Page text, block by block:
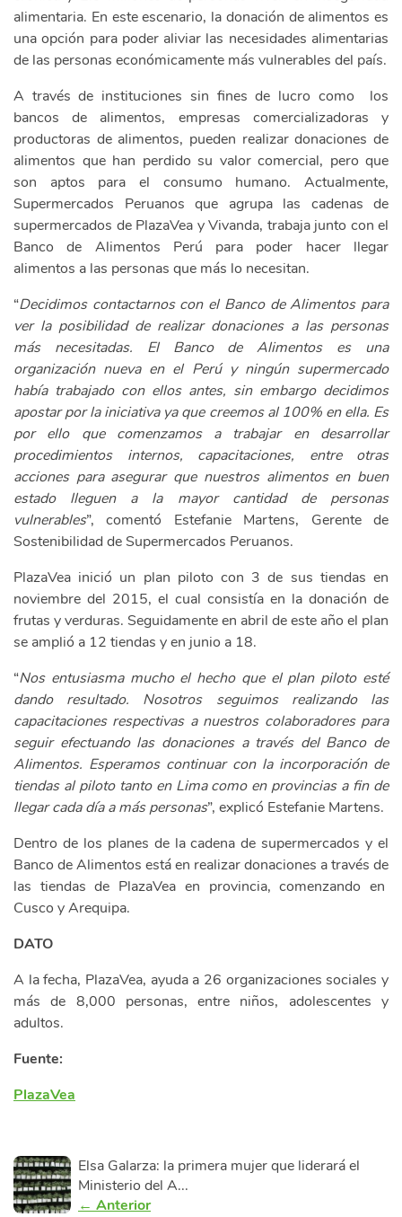
alimentaria. En este escenario, la donación de alimentos es
una opción para poder aliviar las necesidades alimentarias
de las personas económicamente más vulnerables del país.
A través de instituciones sin fines de lucro como los
bancos de alimentos, empresas comercializadoras y
productoras de alimentos, pueden realizar donaciones de
alimentos que han perdido su valor comercial, pero que
son aptos para el consumo humano. Actualmente,
Supermercados Peruanos que agrupa las cadenas de
supermercados de PlazaVea y Vivanda, trabaja junto con el
Banco de Alimentos Perú para poder hacer llegar
alimentos a las personas que más lo necesitan.
“Decidimos contactarnos con el Banco de Alimentos para
ver la posibilidad de realizar donaciones a las personas
más necesitadas. El Banco de Alimentos es una
organización nueva en el Perú y ningún supermercado
había trabajado con ellos antes, sin embargo decidimos
apostar por la iniciativa ya que creemos al 100% en ella. Es
por ello que comenzamos a trabajar en desarrollar
procedimientos internos, capacitaciones, entre otras
acciones para asegurar que nuestros alimentos en buen
estado lleguen a la mayor cantidad de personas
vulnerables”, comentó Estefanie Martens, Gerente de
Sostenibilidad de Supermercados Peruanos.
PlazaVea inició un plan piloto con 3 de sus tiendas en
noviembre del 2015, el cual consistía en la donación de
frutas y verduras. Seguidamente en abril de este año el plan
se amplió a 12 tiendas y en junio a 18.
“Nos entusiasma mucho el hecho que el plan piloto esté
dando resultado. Nosotros seguimos realizando las
capacitaciones respectivas a nuestros colaboradores para
seguir efectuando las donaciones a través del Banco de
Alimentos. Esperamos continuar con la incorporación de
tiendas al piloto tanto en Lima como en provincias a fin de
llegar cada día a más personas”, explicó Estefanie Martens.
Dentro de los planes de la cadena de supermercados y el
Banco de Alimentos está en realizar donaciones a través de
las tiendas de PlazaVea en provincia, comenzando en
Cusco y Arequipa.
DATO
A la fecha, PlazaVea, ayuda a 26 organizaciones sociales y
más de 8,000 personas, entre niños, adolescentes y
adultos.
Fuente:
PlazaVea
Elsa Galarza: la primera mujer que liderará el
Ministerio del A...
← Anterior